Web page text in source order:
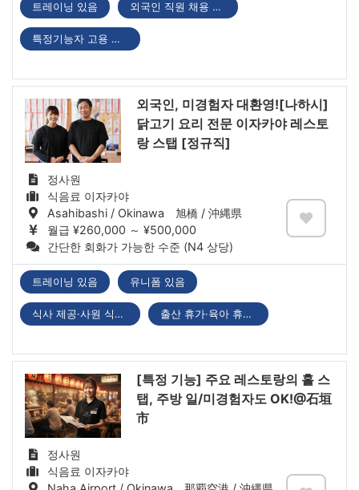
트레이닝 있음 외국인 직원 채용 실적 있음
특정기능자 고용 기업
외국인, 미경험자 대환영![나하시]
닭고기 요리 전문 이자카야 레스토
랑 스탭 [정규직]
정사원
식음료 이자카야
Asahibashi / Okinawa 旭橋 / 沖縄県
월급 ¥260,000 ～ ¥500,000
간단한 회화가 가능한 수준 (N4 상당)
트레이닝 있음 유니폼 있음
식사 제공·사원 식당 있음 출산 휴가·육아 휴직 있음
[특정 기능] 주요 레스토랑의 홀 스
탭, 주방 일/미경험자도 OK!@石垣
市
정사원
식음료 이자카야